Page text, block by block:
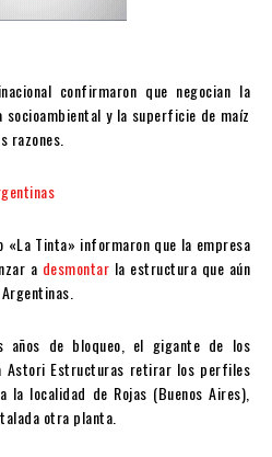
confirmaron que negocian la
y la superficie de maíz
razones.
«La Tinta» informaron que la empresa
a desmontar la estructura que aún
años de bloqueo, el gigante de los
Astori Estructuras retirar los perfiles
localidad de Rojas (Buenos Aires),
otra planta.